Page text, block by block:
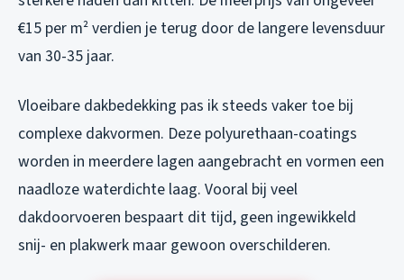
€15 per m² verdien je terug door de langere levensduur
van 30-35 jaar.
Vloeibare dakbedekking pas ik steeds vaker toe bij
complexe dakvormen. Deze polyurethaan-coatings
worden in meerdere lagen aangebracht en vormen een
naadloze waterdichte laag. Vooral bij veel
dakdoorvoeren bespaart dit tijd, geen ingewikkeld
snij- en plakwerk maar gewoon overschilderen.